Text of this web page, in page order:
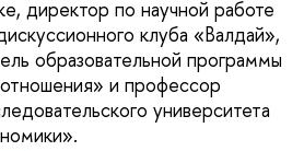
директор по научной работе
клуба «Валдай»,
образовательной программы
и профессор
университета